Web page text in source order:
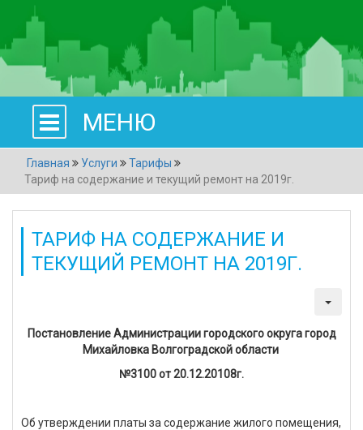
МЕНЮ
Главная Услуги
Тарифы
Тариф на содержание и текущий ремонт на 2019г.
ТАРИФ НА СОДЕРЖАНИЕ И
ТЕКУЩИЙ РЕМОНТ НА 2019Г.
Постановление Администрации городского округа город
Михайловка Волгоградской области
№3100 от 20.12.20108г.
Об утверждении платы за содержание жилого помещения,